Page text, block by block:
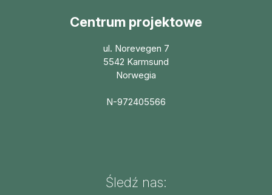
Centrum projektowe
ul. Norevegen 7
5542 Karmsund
Norwegia
N-972405566
Śledź nas: